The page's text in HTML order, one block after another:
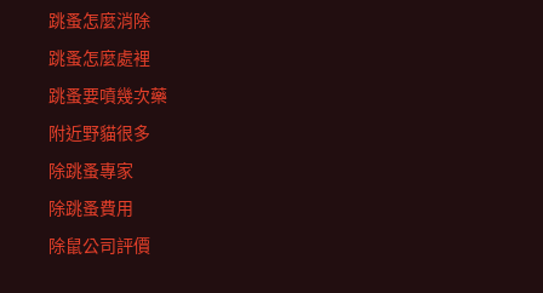
跳蚤怎麼消除
跳蚤怎麼處裡
跳蚤要噴幾次藥
附近野貓很多
除跳蚤專家
除跳蚤費用
除鼠公司評價